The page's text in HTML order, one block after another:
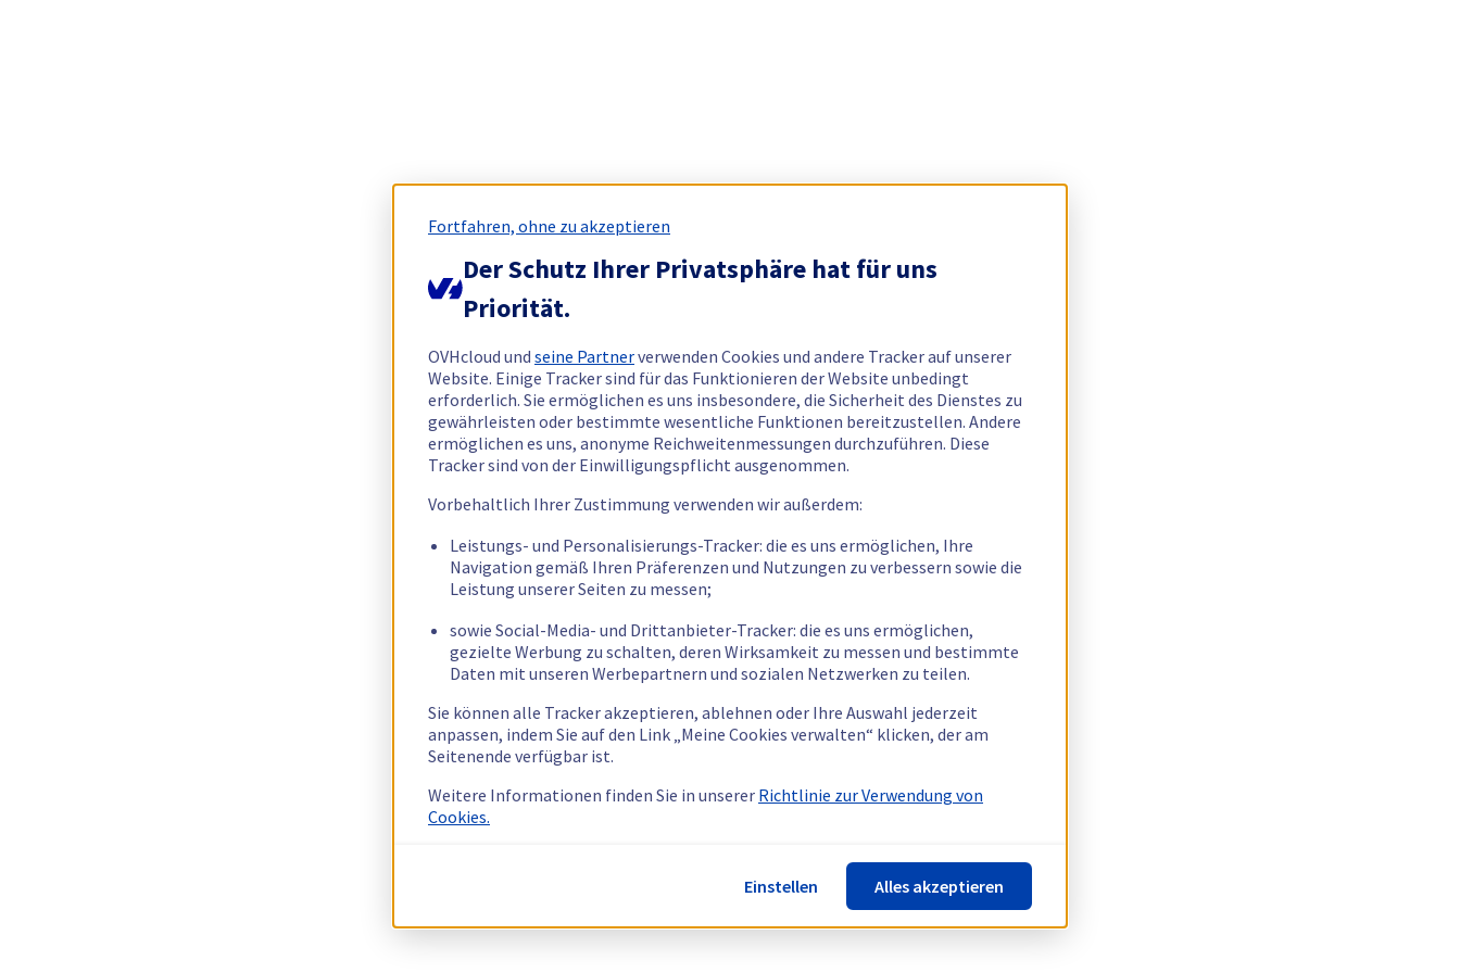
Fortfahren, ohne zu akzeptieren
Der Schutz Ihrer Privatsphäre hat für uns
Priorität.
OVHcloud und seine Partnerverwenden Cookies und andere Tracker auf unserer
Website. Einige Tracker sind für das Funktionieren der Website unbedingt
erforderlich. Sie ermöglichen es uns insbesondere, die Sicherheit des Dienstes zu
gewährleisten oder bestimmte wesentliche Funktionen bereitzustellen. Andere
ermöglichen es uns, anonyme Reichweitenmessungen durchzuführen. Diese
Tracker sind von der Einwilligungspflicht ausgenommen.
Vorbehaltlich Ihrer Zustimmung verwenden wir außerdem:
Leistungs- und Personalisierungs-Tracker: die es uns ermöglichen, Ihre
Navigation gemäß Ihren Präferenzen und Nutzungen zu verbessern sowie die
Leistung unserer Seiten zu messen;
sowie Social-Media- und Drittanbieter-Tracker: die es uns ermöglichen,
gezielte Werbung zu schalten, deren Wirksamkeit zu messen und bestimmte
Daten mit unseren Werbepartnern und sozialen Netzwerken zu teilen.
Sie können alle Tracker akzeptieren, ablehnen oder Ihre Auswahl jederzeit
anpassen, indem Sie auf den Link „Meine Cookies verwalten“ klicken, der am
Seitenende verfügbar ist.
Weitere Informationen finden Sie in unserer Richtlinie zur Verwendung von
Cookies.
Einstellen Alles akzeptieren